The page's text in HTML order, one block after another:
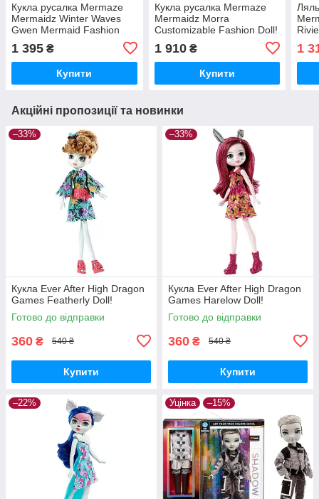
Кукла русалка Mermaze
Mermaidz Winter Waves
Gwen Mermaid Fashion
1 395 ₴
Купити
Кукла русалка Mermaze
Mermaidz Morra
Customizable Fashion Doll!
1 910₴
Купити
1
Акційні пропозиції та новинки
–33%
Кукла Ever After High Dragon
Games Featherly Doll!
Готово до відправки
360 ₴ 540 ₴
Купити
–33%
Кукла Ever After High Dragon
Games Harelow Doll!
Готово до відправки
360 ₴ 540 ₴
Купити
–22% Уцінка –15%